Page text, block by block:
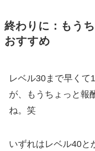
終わりに：もう
おすすめ
レベル30まで早くて
が、もうちょっと報
ね。笑
いずれはレベル40と